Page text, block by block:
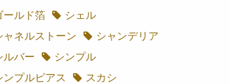
ュービックジルコニア
レイ目アクセ
コットンパール
ールド箔
シェル
ャネルストーン
シャンデリア